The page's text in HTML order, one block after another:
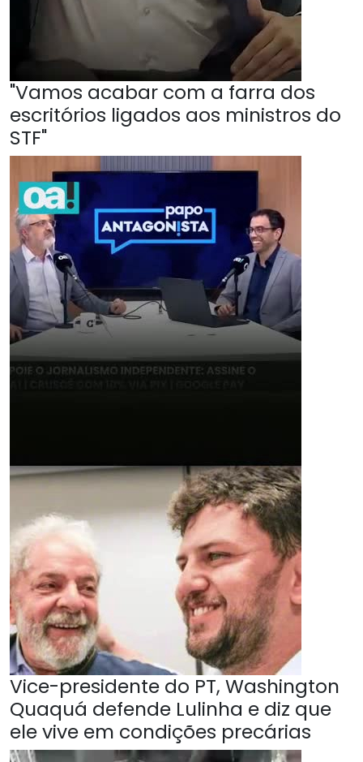
"Vamos acabar com a farra dos
escritórios ligados aos ministros do
STF"
Vice-presidente do PT, Washington
Quaquá defende Lulinha e diz que
ele vive em condições precárias